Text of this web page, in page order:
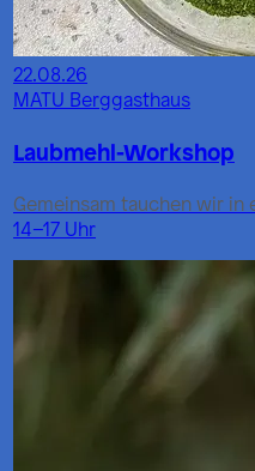
22.08.26
MATU Berggasthaus
Laubmehl-Workshop
Gemeinsam tauchen wir in
14–17 Uhr